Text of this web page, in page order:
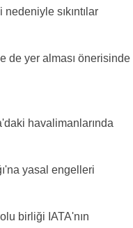
sıkıntılar
de yer alması önerisinde
havalimanlarında
yasal engelleri
birliği IATA'nın